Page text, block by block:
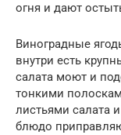
огня и дают
Виноградные
внутри есть
салата моют и
тонкими
листьями салата
блюдо